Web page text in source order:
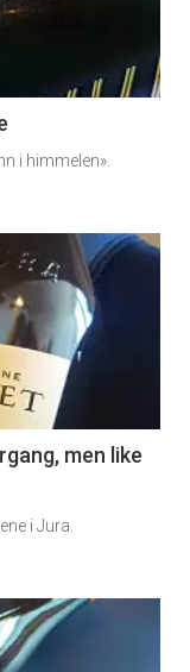
i himmelen».
men like
i Jura.